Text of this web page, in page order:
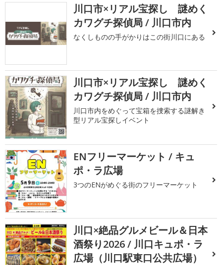
川口市×リアル宝探し 謎めく
カワグチ探偵局 / 川口市内
なくしものの手がかりはこの街川口にある
川口市×リアル宝探し 謎めく
カワグチ探偵局 / 川口市内
川口市内をめぐって宝箱を捜索する謎解き
型リアル宝探しイベント
ENフリーマーケット / キュ
ポ・ラ広場
3つのENがめぐる街のフリーマーケット
川口×絶品グルメビール＆日本
酒祭り2026 / 川口キュポ・ラ
広場（川口駅東口公共広場）